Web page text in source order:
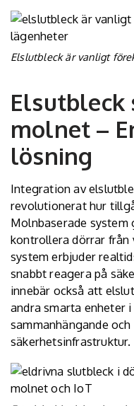
Elslutbleck är vanligt
Elsutbleck
molnet –
lösning
Integration av
revolutionerat hur
Molnbaserade
kontrollera dörrar från
system erbjuder
snabbt reagera på
innebär också att
andra smarta enheter
sammanhängande
säkerhetsinfrastruktur.